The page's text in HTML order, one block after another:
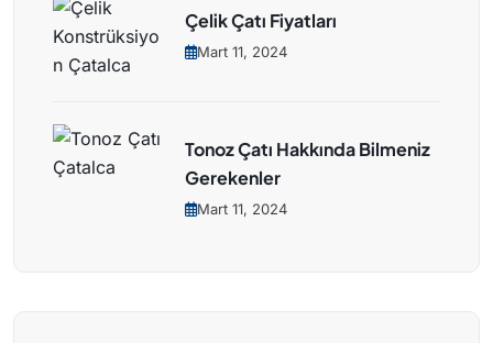
Çelik Çatı Fiyatları
Mart 11, 2024
Tonoz Çatı Hakkında Bilmeniz
Gerekenler
Mart 11, 2024